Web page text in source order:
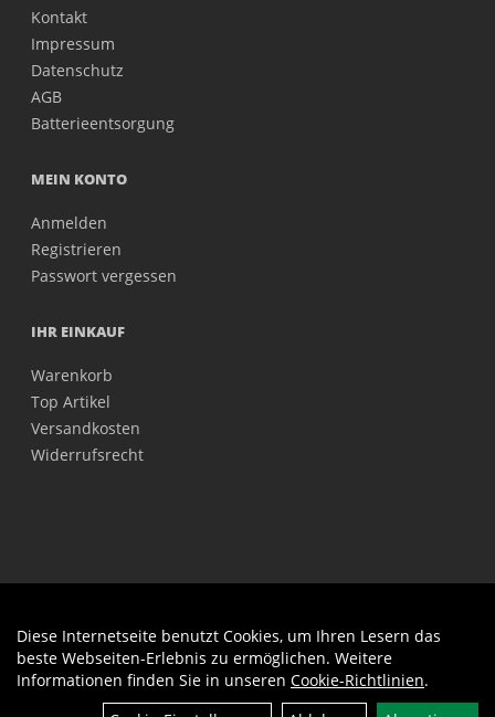
Filter
Kontakt
Impressum
Datenschutz
AGB
Batterieentsorgung
MEIN KONTO
Anmelden
Registrieren
Passwort vergessen
IHR EINKAUF
Warenkorb
Top Artikel
Versandkosten
Widerrufsrecht
Diese Internetseite benutzt Cookies, um Ihren Lesern das
beste Webseiten-Erlebnis zu ermöglichen. Weitere
Informationen finden Sie in unseren Cookie-Richtlinien.
Auftrag widerrufen